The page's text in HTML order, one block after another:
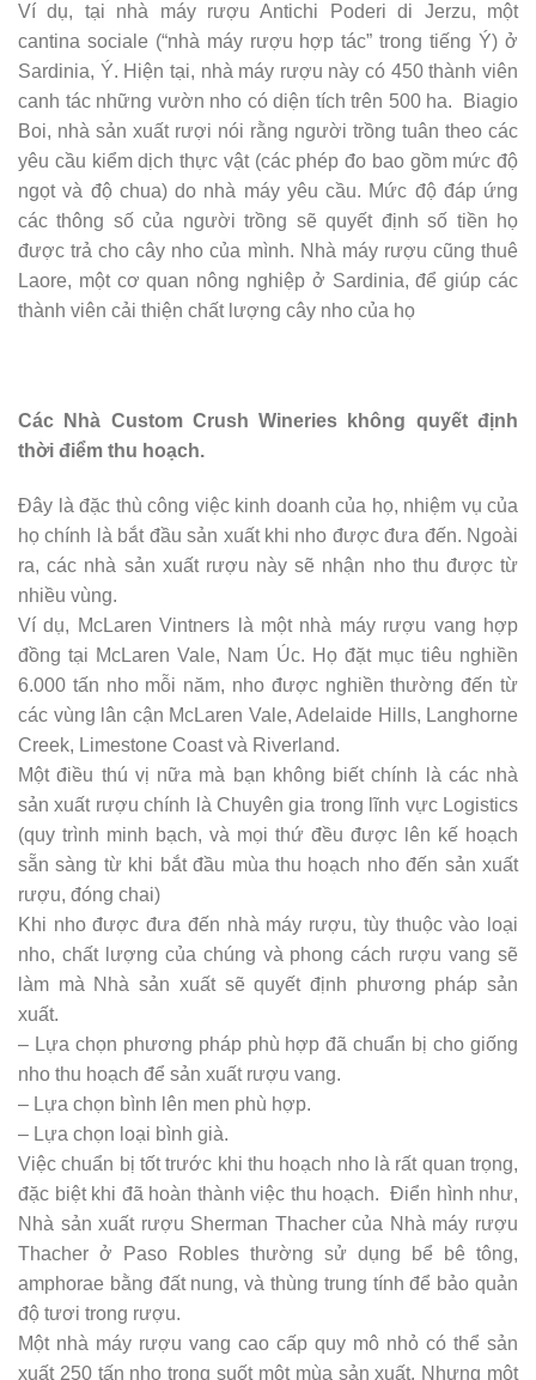
Ví dụ, tại nhà máy rượu Antichi Poderi di Jerzu, một
cantina sociale (“nhà máy rượu hợp tác” trong tiếng Ý) ở
Sardinia, Ý. Hiện tại, nhà máy rượu này có 450 thành viên
canh tác những vườn nho có diện tích trên 500 ha. Biagio
Boi, nhà sản xuất rượi nói rằng người trồng tuân theo các
yêu cầu kiểm dịch thực vật (các phép đo bao gồm mức độ
ngọt và độ chua) do nhà máy yêu cầu. Mức độ đáp ứng
các thông số của người trồng sẽ quyết định số tiền họ
được trả cho cây nho của mình. Nhà máy rượu cũng thuê
Laore, một cơ quan nông nghiệp ở Sardinia, để giúp các
thành viên cải thiện chất lượng cây nho của họ
Các Nhà Custom Crush Wineries không quyết định
thời điểm thu hoạch.
Đây là đặc thù công việc kinh doanh của họ, nhiệm vụ của
họ chính là bắt đầu sản xuất khi nho được đưa đến. Ngoài
ra, các nhà sản xuất rượu này sẽ nhận nho thu được từ
nhiều vùng.
Ví dụ, McLaren Vintners là một nhà máy rượu vang hợp
đồng tại McLaren Vale, Nam Úc. Họ đặt mục tiêu nghiền
6.000 tấn nho mỗi năm, nho được nghiền thường đến từ
các vùng lân cận McLaren Vale, Adelaide Hills, Langhorne
Creek, Limestone Coast và Riverland.
Một điều thú vị nữa mà bạn không biết chính là các nhà
sản xuất rượu chính là Chuyên gia trong lĩnh vực Logistics
(quy trình minh bạch, và mọi thứ đều được lên kế hoạch
sẵn sàng từ khi bắt đầu mùa thu hoạch nho đến sản xuất
rượu, đóng chai)
Khi nho được đưa đến nhà máy rượu, tùy thuộc vào loại
nho, chất lượng của chúng và phong cách rượu vang sẽ
làm mà Nhà sản xuất sẽ quyết định phương pháp sản
xuất.
– Lựa chọn phương pháp phù hợp đã chuẩn bị cho giống
nho thu hoạch để sản xuất rượu vang.
– Lựa chọn bình lên men phù hợp.
– Lựa chọn loại bình già.
Việc chuẩn bị tốt trước khi thu hoạch nho là rất quan trọng,
đặc biệt khi đã hoàn thành việc thu hoạch. Điển hình như,
Nhà sản xuất rượu Sherman Thacher của Nhà máy rượu
Thacher ở Paso Robles thường sử dụng bể bê tông,
amphorae bằng đất nung, và thùng trung tính để bảo quản
độ tươi trong rượu.
Một nhà máy rượu vang cao cấp quy mô nhỏ có thể sản
xuất 250 tấn nho trong suốt một mùa sản xuất. Nhưng một